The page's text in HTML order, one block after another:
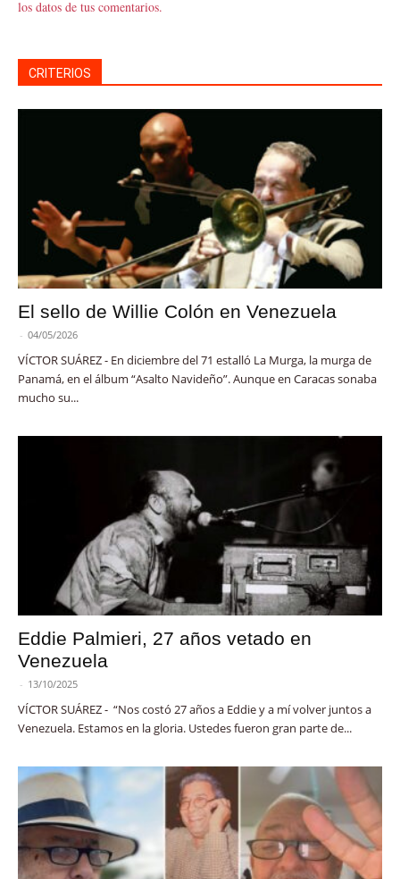
los datos de tus comentarios.
CRITERIOS
El sello de Willie Colón en Venezuela
- 04/05/2026
VÍCTOR SUÁREZ - En diciembre del 71 estalló La Murga, la murga de
Panamá, en el álbum “Asalto Navideño”. Aunque en Caracas sonaba
mucho su...
Eddie Palmieri, 27 años vetado en
Venezuela
- 13/10/2025
VÍCTOR SUÁREZ - “Nos costó 27 años a Eddie y a mí volver juntos a
Venezuela. Estamos en la gloria. Ustedes fueron gran parte de...